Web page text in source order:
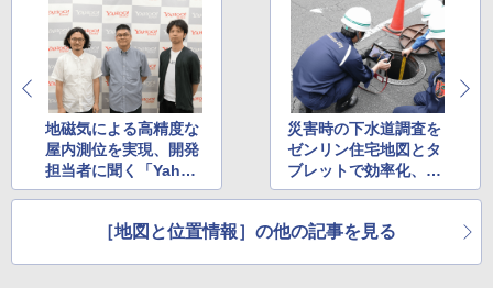
地磁気による高精度な
屋内測位を実現、開発
担当者に聞く「Yaho
o!地図」新機能
災害時の下水道調査を
ゼンリン住宅地図とタ
ブレットで効率化、横
浜市が訓練を実施
［地図と位置情報］の他の記事を見る